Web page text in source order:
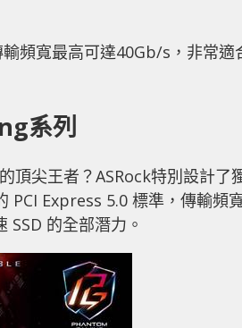
頻寬最高可達40Gb/s，非常適
系列
頂尖王者？ASRock特別設計了
PCI Express 5.0 標準，傳輸頻
的全部潛力。